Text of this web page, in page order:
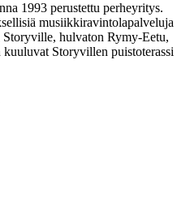
1993 perustettu perheyritys.
musiikkiravintolapalveluja
hulvaton Rymy-Eetu,
kuuluvat Storyvillen puistoterassi